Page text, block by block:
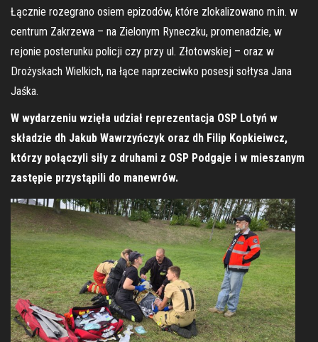
Łącznie rozegrano osiem epizodów, które zlokalizowano m.in. w
centrum Zakrzewa – na Zielonym Ryneczku, promenadzie, w
rejonie posterunku policji czy przy ul. Złotowskiej – oraz w
Drożyskach Wielkich, na łące naprzeciwko posesji sołtysa Jana
Jaśka.
W wydarzeniu wzięła udział reprezentacja OSP Lotyń w
składzie dh Jakub Wawrzyńczyk oraz dh Filip Kopkieiwcz,
którzy połączyli siły z druhami z OSP Podgaje i w mieszanym
zastępie przystąpili do manewrów.